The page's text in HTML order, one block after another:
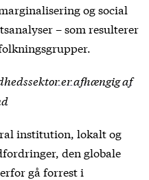
og social
– som resulterer
er afhængig af
institution, lokalt og
den globale
gå forrest i